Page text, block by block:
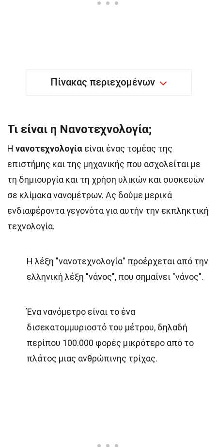
Πίνακας περιεχομένων
Τι είναι η Νανοτεχνολογία;
Η νανοτεχνολογία είναι ένας τομέας της
επιστήμης και της μηχανικής που ασχολείται με
τη δημιουργία και τη χρήση υλικών και συσκευών
σε κλίμακα νανομέτρων. Ας δούμε μερικά
ενδιαφέροντα γεγονότα για αυτήν την εκπληκτική
τεχνολογία.
Η λέξη "νανοτεχνολογία" προέρχεται από την
ελληνική λέξη "νάνος", που σημαίνει "νάνος".
Ένα νανόμετρο είναι το ένα
δισεκατομμυριοστό του μέτρου, δηλαδή
περίπου 100.000 φορές μικρότερο από το
πλάτος μιας ανθρώπινης τρίχας.